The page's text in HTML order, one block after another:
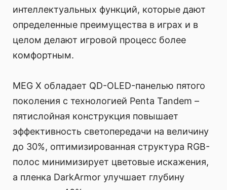
интеллектуальных функций, которые дают
определенные преимущества в играх и в
целом делают игровой процесс более
комфортным.
MEG X обладает QD-OLED-панелью пятого
поколения с технологией Penta Tandem –
пятислойная конструкция повышает
эффективность светопередачи на величину
до 30%, оптимизированная структура RGB-
полос минимизирует цветовые искажения,
а пленка DarkArmor улучшает глубину